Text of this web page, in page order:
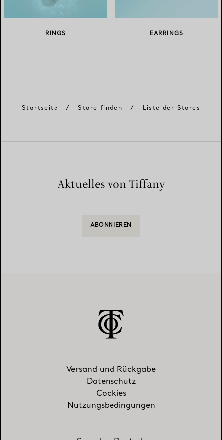
RINGS EARRINGS
Startseite / Store finden / Liste der Stores
Aktuelles von Tiffany
ABONNIEREN
Versand und Rückgabe
Datenschutz
Cookies
Nutzungsbedingungen